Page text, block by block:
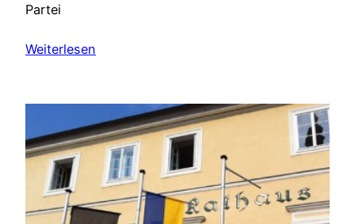
Partei
Weiterlesen